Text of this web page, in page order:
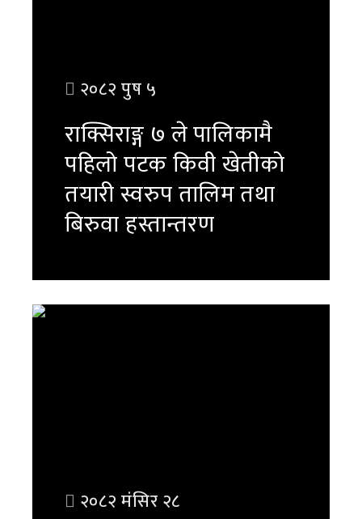
२०८२ पुष ५
राक्सिराङ्ग ७ ले पालिकामै
पहिलो पटक किवी खेतीको
तयारी स्वरुप तालिम तथा
बिरुवा हस्तान्तरण
२०८२ मंसिर २८